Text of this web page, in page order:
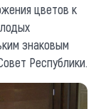
цветов к
знаковым
Республики.